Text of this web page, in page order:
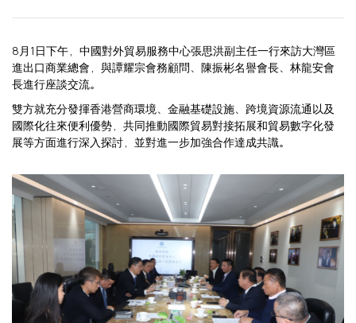
8月1日下午，中國對外貿易服務中心張思洪副主任一行來訪大灣區
進出口商業總會，與譚耀宗會務顧問、陳振彬名譽會長、林龍安會
長進行座談交流。
雙方就充分發揮香港營商環境、金融基礎設施、跨境資源流通以及
國際化往來便利優勢，共同推動國際貿易對接拓展和貿易數字化發
展等方面進行深入探討，並對進一步加強合作達成共識。